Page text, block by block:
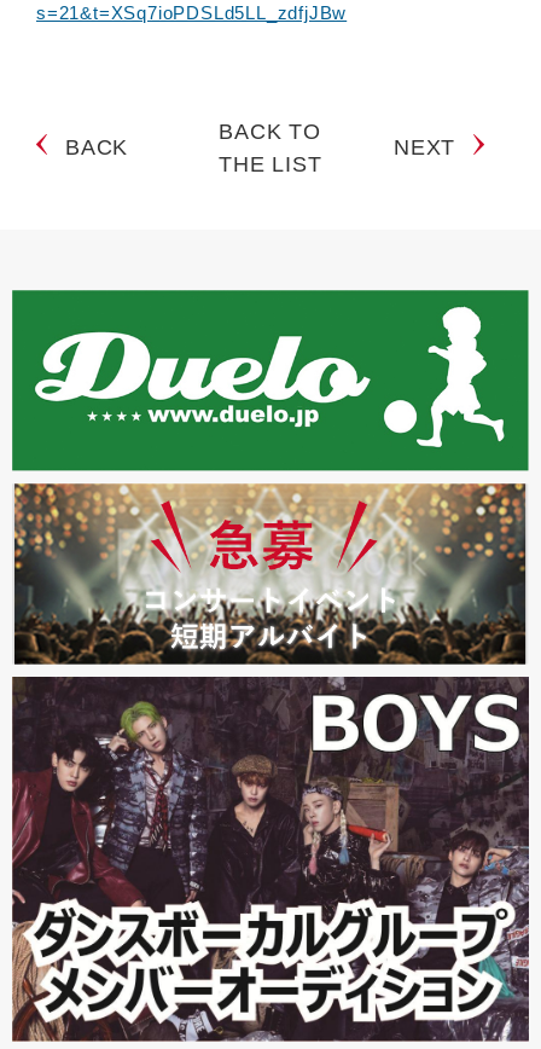
s=21&t=XSq7ioPDSLd5LL_zdfjJBw
BACK
BACK TO
THE LIST
NEXT